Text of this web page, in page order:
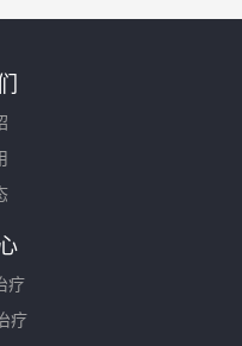
院则是以药物、手术、放
防保健性的医疗检查外，
育锻炼，对疗养员的这种
院病人大多数时间是卧休
病人随便离院外出。
疗
疗